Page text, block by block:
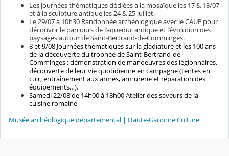
Les journées thématiques dédiées à la mosaïque les 17 & 18/07
et à la sculpture antique les 24 & 25 juillet.
Le 29/07 à 10h30 Randonnée archéologique avec le CAUE pour
découvrir le parcours de l’aqueduc antique et l’évolution des
paysages autour de Saint-Bertrand-de-Comminges.
8 et 9/08 Journées thématiques sur la gladiature et les 100 ans
de la découverte du trophée de Saint-Bertrand-de-
Comminges : démonstration de manoeuvres des légionnaires,
découverte de leur vie quotidienne en campagne (tentes en
cuir, entraînement aux armes, armurerie et réparation des
équipements…).
Samedi 22/08 de 14h00 à 18h00 Atelier des saveurs de la
cuisine romaine
Musée archéologique départemental | Haute-Garonne Culture